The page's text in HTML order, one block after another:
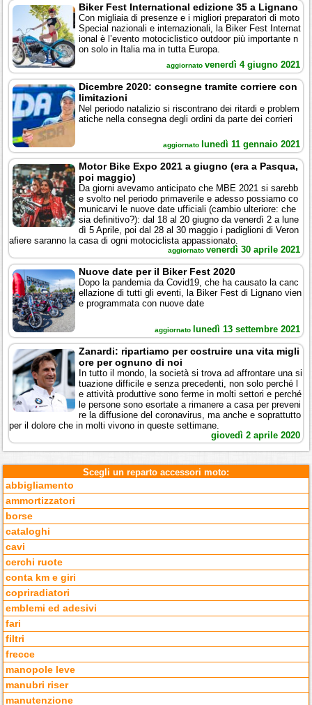
Biker Fest International edizione 35 a Lignano
Con migliaia di presenze e i migliori preparatori di moto
Special nazionali e internazionali, la Biker Fest Internat
ional è l’evento motociclistico outdoor più importante n
on solo in Italia ma in tutta Europa.
aggiornato venerdì 4 giugno 2021
Dicembre 2020: consegne tramite corriere con
limitazioni
Nel periodo natalizio si riscontrano dei ritardi e problem
atiche nella consegna degli ordini da parte dei corrieri
aggiornato lunedì 11 gennaio 2021
Motor Bike Expo 2021 a giugno (era a Pasqua,
poi maggio)
Da giorni avevamo anticipato che MBE 2021 si sarebb
e svolto nel periodo primaverile e adesso possiamo co
municarvi le nuove date ufficiali (cambio ulteriore: che
sia definitivo?): dal 18 al 20 giugno da venerdì 2 a lune
dì 5 Aprile, poi dal 28 al 30 maggio i padiglioni di Veron
afiere saranno la casa di ogni motociclista appassionato.
aggiornato venerdì 30 aprile 2021
Nuove date per il Biker Fest 2020
Dopo la pandemia da Covid19, che ha causato la canc
ellazione di tutti gli eventi, la Biker Fest di Lignano vien
e programmata con nuove date
aggiornato lunedì 13 settembre 2021
Zanardi: ripartiamo per costruire una vita migli
ore per ognuno di noi
In tutto il mondo, la società si trova ad affrontare una si
tuazione difficile e senza precedenti, non solo perché l
e attività produttive sono ferme in molti settori e perché
le persone sono esortate a rimanere a casa per preveni
re la diffusione del coronavirus, ma anche e soprattutto
per il dolore che in molti vivono in queste settimane.
giovedì 2 aprile 2020
Scegli un reparto accessori moto:
abbigliamento
ammortizzatori
borse
cataloghi
cavi
cerchi ruote
conta km e giri
copriradiatori
emblemi ed adesivi
fari
filtri
frecce
manopole leve
manubri riser
manutenzione